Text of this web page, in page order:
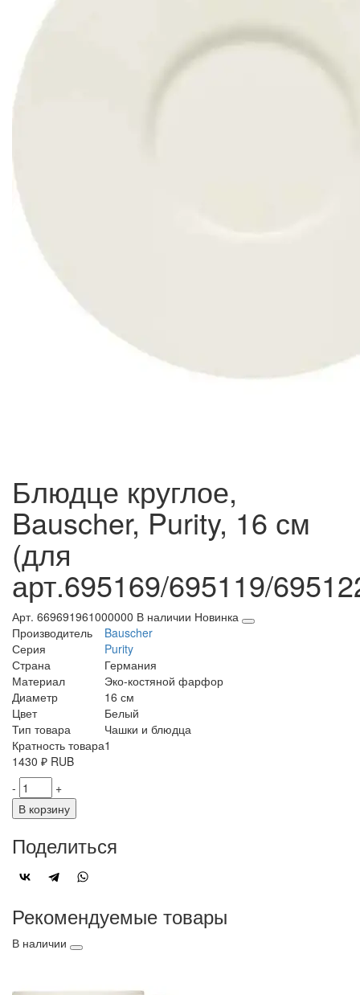
Блюдце круглое,
Bauscher, Purity, 16 см
(для
арт.695169/695119/
Арт. 669691961000000 В наличии Новинка
Производитель
Bauscher
Серия
Purity
Страна
Германия
Материал
Эко-костяной фарфор
Диаметр
16 см
Цвет
Белый
Тип товара
Чашки и блюдца
Кратность товара1
1430 ₽ RUB
-
+
В корзину
Поделиться
Рекомендуемые товары
В наличии